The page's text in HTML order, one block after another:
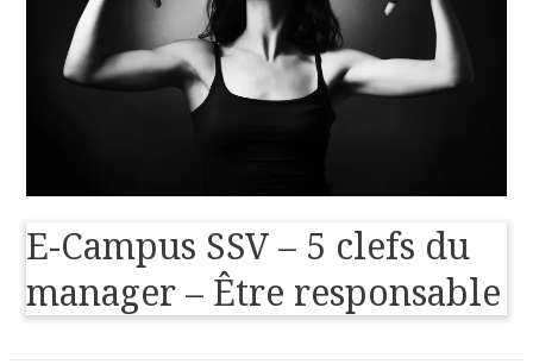
E-Campus SSV – 5 clefs du
manager – Être responsable